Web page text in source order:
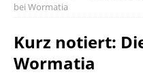
bei Wormatia
Kurz notiert:
Wormatia